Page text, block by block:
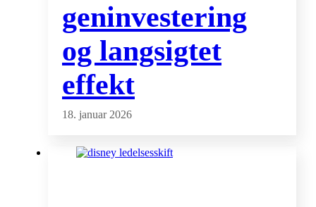
geninvestering
og langsigtet
effekt
18. januar 2026